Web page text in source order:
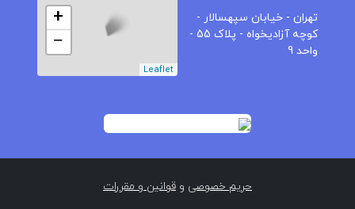
تهران - خیابان سپهسالار -
کوچه آزادیخواه - پلاک 55 -
واحد 9
+
−
Leaflet
حریم خصوصی و قوانین و مقررات